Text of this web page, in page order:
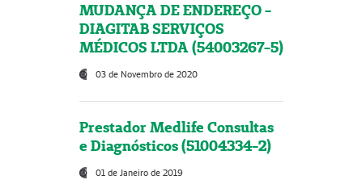
MUDANÇA DE ENDEREÇO -
DIAGITAB SERVIÇOS
MÉDICOS LTDA (54003267-5)
03 de Novembro de 2020
Prestador Medlife Consultas
e Diagnósticos (51004334-2)
01 de Janeiro de 2019